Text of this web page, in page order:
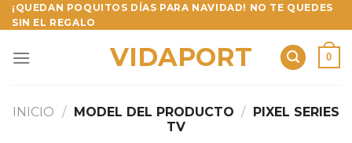
Skip
to
¡QUEDAN POQUITOS DÍAS PARA NAVIDAD! NO TE QUEDES
SIN EL REGALO
VIDAPORT 0
INICIO / MODEL DEL PRODUCTO / PIXEL SERIES
TV